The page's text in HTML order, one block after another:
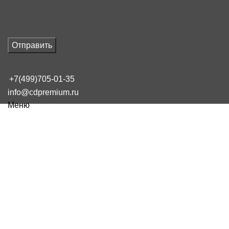
Отправить
+7(499)705-01-35
info@cdpremium.ru
Меню